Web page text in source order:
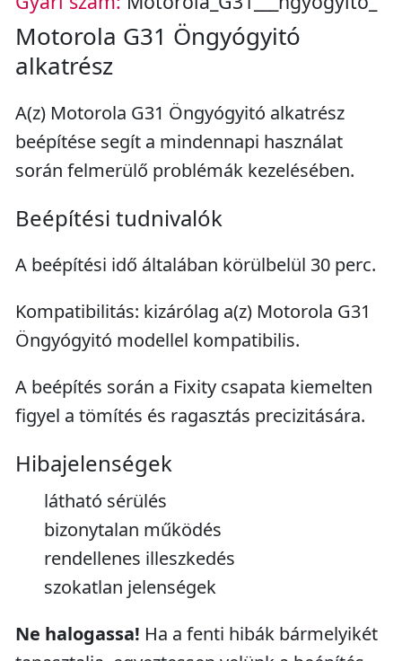
Motorola G31 Öngyógyitó
alkatrész
A(z) Motorola G31 Öngyógyitó alkatrész
beépítése segít a mindennapi használat
során felmerülő problémák kezelésében.
Beépítési tudnivalók
A beépítési idő általában körülbelül 30 perc.
Kompatibilitás: kizárólag a(z) Motorola G31
Öngyógyitó modellel kompatibilis.
A beépítés során a Fixity csapata kiemelten
figyel a tömítés és ragasztás precizitására.
Hibajelenségek
látható sérülés
bizonytalan működés
rendellenes illeszkedés
szokatlan jelenségek
Ne halogassa! Ha a fenti hibák bármelyikét